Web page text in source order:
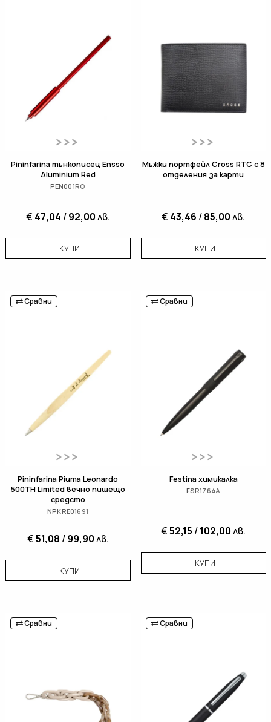
Pininfarina тънкописец Ensso
Aluminium Red
PEN001RO
€ 47,04 /92,00лв.
КУПИ
Мъжки портфейл Cross RTC с 8
отделения за карти
€ 43,46 /85,00лв.
КУПИ
Сравни
Pininfarina Piuma Leonardo
500TH Limited вечно пишещо
средсто
NPKRE01691
€51,08 /99,90лв.
КУПИ
Сравни
Festina химикалка
FSR1764A
€52,15 /102,00лв.
КУПИ
Сравни Сравни